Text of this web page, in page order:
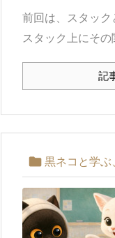
前回は、スタック
スタック上にそ
記
 黒ネコと学ぶ